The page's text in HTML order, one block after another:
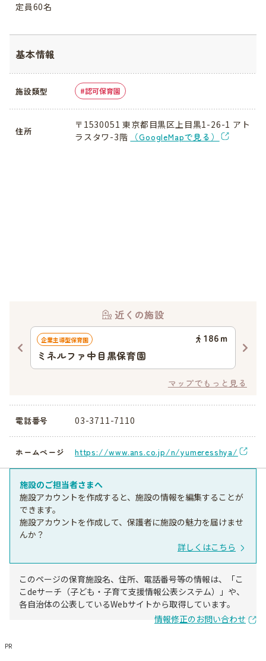
定員60名
基本情報
施設類型 認可保育園
住所
〒1530051 東京都目黒区上目黒1-26-1 アト
ラスタワ-3階
（GoogleMapで見る）
近くの施設
企業主導型保育園 186ｍ
ミネルファ中目黒保育園
マップでもっと見る
電話番号 03-3711-7110
ホームページ https://www.ans.co.jp/n/yumeresshya/
施設のご担当者さまへ
施設アカウントを作成すると、施設の情報を編集することが
できます。
施設アカウントを作成して、保護者に施設の魅力を届けませ
んか？
詳しくはこちら
このページの保育施設名、住所、電話番号等の情報は、「こ
こdeサーチ（子ども・子育て支援情報公表システム）」や、
各自治体の公表しているWebサイトから取得しています。
情報修正のお問い合わせ
PR